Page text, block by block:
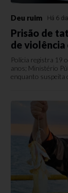
Deu ruim Há 6
Prisão de
de violência
Polícia registra 19
anos; Ministério
enquanto suspeita